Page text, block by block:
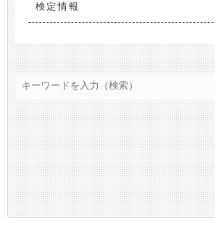
検定情報